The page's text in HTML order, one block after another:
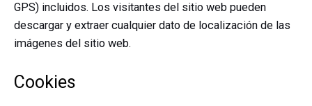
GPS) incluidos. Los visitantes del sitio web pueden
descargar y extraer cualquier dato de localización de las
imágenes del sitio web.
Cookies